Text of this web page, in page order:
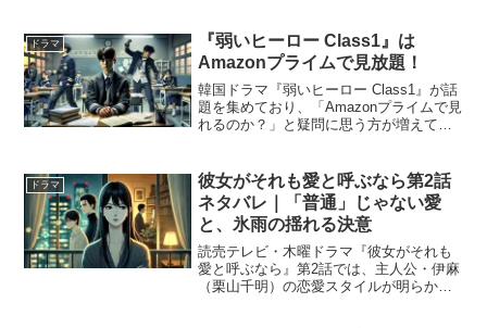
ドラマ
『弱いヒーロー Class1』は
Amazonプライムで見放題！
韓国ドラマ『弱いヒーロー Class1』が話
題を集めており、「Amazonプライムで見
れるのか？」と疑問に思う方が増えてい
記事では、配信状況に加え、他のサブス
クと...
ドラマ
彼女がそれも愛と呼ぶなら第2話
ネタバレ｜「普通」じゃない愛
と、氷雨の揺れる決意
読売テレビ・木曜ドラマ『彼女がそれも
愛と呼ぶなら』第2話では、主人公・伊麻
（栗山千明）の恋愛スタイルが明らかに